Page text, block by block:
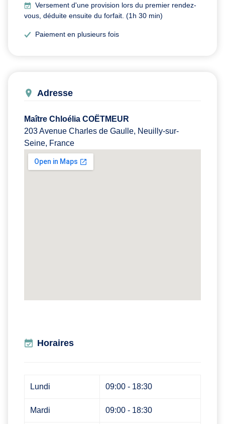
Versement d'une provision lors du premier rendez-
vous, déduite ensuite du forfait. (1h 30 min)
Paiement en plusieurs fois
Adresse
Maître Chloélia COËTMEUR
203 Avenue Charles de Gaulle, Neuilly-sur-
Seine, France
Horaires
Lundi 09:00 - 18:30
Mardi 09:00 - 18:30